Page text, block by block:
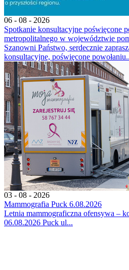
06 - 08 - 2026
Spotkanie konsultacyjne poświęcone
metropolitalnego w województwie
Szanowni Państwo, serdecznie
konsultacyjne, poświęcone
03 - 08 - 2026
Mammografia Puck 6.08.2026
Letnia mammograficzna ofensywa –
06.08.2026 Puck ul...